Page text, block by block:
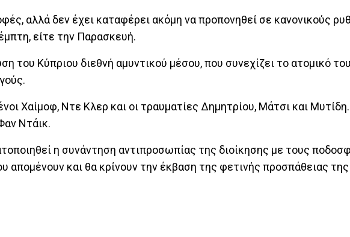
αλλά δεν έχει καταφέρει ακόμη να προπονηθεί σε κανονικούς
είτε την Παρασκευή.
του Κύπριου διεθνή αμυντικού μέσου, που συνεχίζει το ατομικό
Χαίμοφ, Ντε Κλερ και οι τραυματίες Δημητρίου, Μάτσι και
Ντάικ.
η συνάντηση αντιπροσωπίας της διοίκησης με τους
απομένουν και θα κρίνουν την έκβαση της φετινής προσπάθειας